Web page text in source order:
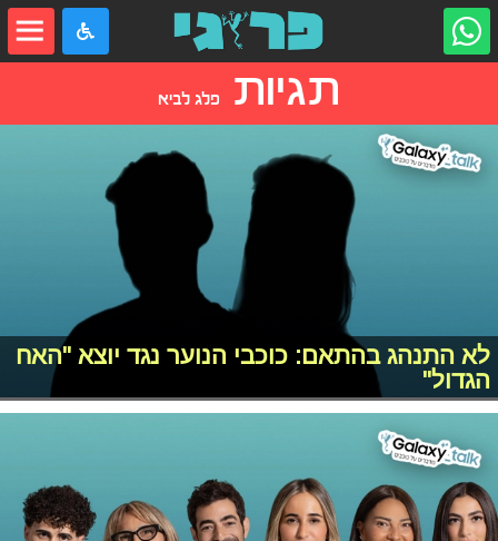
תגיות פלג לביא
לא התנהג בהתאם: כוכבי הנוער נגד יוצא "האח
הגדול"